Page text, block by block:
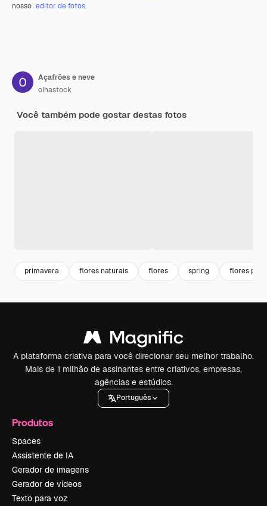
nosso editor de fotos.
Açafrões e neve
olhastock
Você também pode gostar destas fotos
primavera flores naturais flores spring flores
A plataforma criativa para você direcionar seu melhor trabalho.
Mais de 1 milhão de assinantes entre criativos, empresas,
agências e estúdios.
Português
Produtos
Spaces
Assistente de IA
Gerador de imagens
Gerador de vídeos
Texto para voz